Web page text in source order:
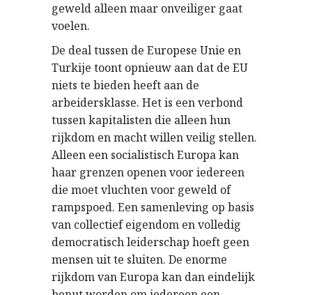
geweld alleen maar onveiliger gaat
voelen.
De deal tussen de Europese Unie en
Turkije toont opnieuw aan dat de EU
niets te bieden heeft aan de
arbeidersklasse. Het is een verbond
tussen kapitalisten die alleen hun
rijkdom en macht willen veilig stellen.
Alleen een socialistisch Europa kan
haar grenzen openen voor iedereen
die moet vluchten voor geweld of
rampspoed. Een samenleving op basis
van collectief eigendom en volledig
democratisch leiderschap hoeft geen
mensen uit te sluiten. De enorme
rijkdom van Europa kan dan eindelijk